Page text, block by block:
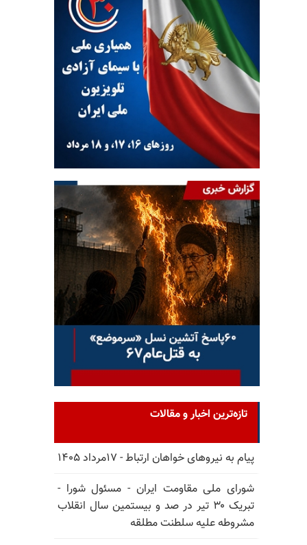
تازه‌ترین اخبار و مقالات
پیام به نیروهای خواهان ارتباط - ۱۷مرداد ۱۴۰۵
شورای ملی مقاومت ایران - مسئول شورا -
تبریک ۳۰ تیر در صد و بیستمین سال انقلاب
مشروطه علیه سلطنت مطلقه